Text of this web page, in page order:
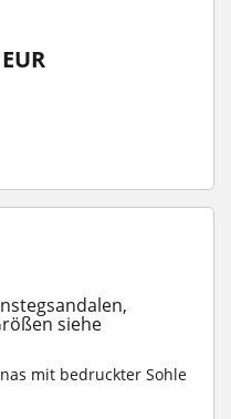
siehe
mit bedruckter Sohle